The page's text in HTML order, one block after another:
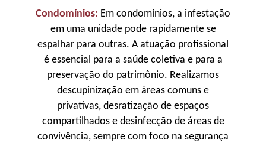
Condomínios: Em condomínios, a infestação
em uma unidade pode rapidamente se
espalhar para outras. A atuação profissional
é essencial para a saúde coletiva e para a
preservação do patrimônio. Realizamos
descupinização em áreas comuns e
privativas, desratização de espaços
compartilhados e desinfecção de áreas de
convivência, sempre com foco na segurança